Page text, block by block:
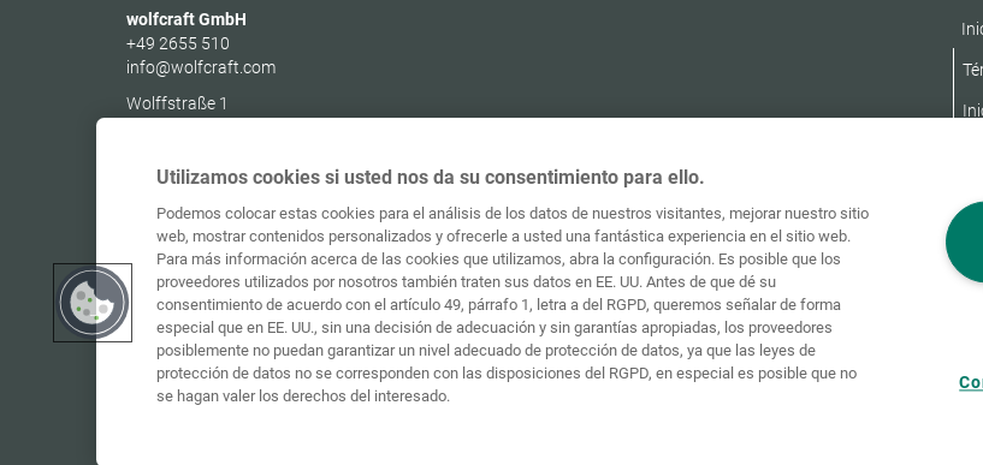
wolfcraft GmbH
+49 2655 510
info@wolfcraft.com
Wolffstraße 1
Utilizamos cookies si usted nos da su consentimiento para ello.
Podemos colocar estas cookies para el análisis de los datos de nuestros visitantes, mejorar nuestro sitio
web, mostrar contenidos personalizados y ofrecerle a usted una fantástica experiencia en el sitio web.
Para más información acerca de las cookies que utilizamos, abra la configuración. Es posible que los
proveedores utilizados por nosotros también traten sus datos en EE. UU. Antes de que dé su
consentimiento de acuerdo con el artículo 49, párrafo 1, letra a del RGPD, queremos señalar de forma
especial que en EE. UU., sin una decisión de adecuación y sin garantías apropiadas, los proveedores
posiblemente no puedan garantizar un nivel adecuado de protección de datos, ya que las leyes de
protección de datos no se corresponden con las disposiciones del RGPD, en especial es posible que no
se hagan valer los derechos del interesado.